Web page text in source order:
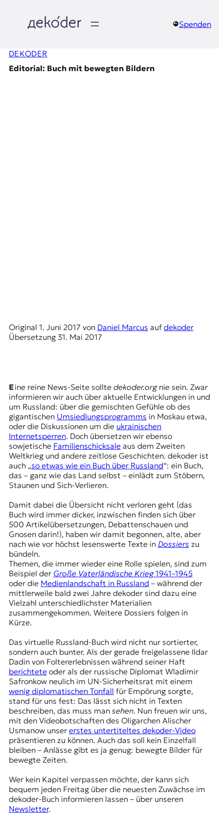
springen
e
W
e
n
J
o
u
r
n
a
l
s
m
u
s
u
n
d
M
e
d
e
n
k
o
m
p
e
t
e
n
z
z
u
O
s
t
e
u
r
o
p
a
.
Spenden
DEKODER
Editorial: Buch mit bewegten Bildern
Original 1. Juni 2017 von Daniel Marcus auf dekoder
Übersetzung 31. Mai 2017
Eine reine News-Seite sollte dekoder.orgnie sein. Zwar
informieren wir auch über aktuelle Entwicklungen in und
um Russland: über die gemischten Gefühle ob des
gigantischen Umsiedlungsprogramms in Moskau etwa,
oder die Diskussionen um die ukrainischen
Internetsperren. Doch übersetzen wir ebenso
sowjetische Familienschicksaleaus dem Zweiten
Weltkrieg und andere zeitlose Geschichten. dekoder ist
auch „so etwas wie ein Buch über Russland“: ein Buch,
das – ganz wie das Land selbst – einlädt zum Stöbern,
Staunen und Sich-Verlieren.
Damit dabei die Übersicht nicht verloren geht (das
Buch wird immer dicker, inzwischen finden sich über
500 Artikelübersetzungen, Debattenschauen und
Gnosen darin!), haben wir damit begonnen, alte, aber
nach wie vor höchst lesenswerte Texte in Dossiers zu
bündeln.
Themen, die immer wieder eine Rolle spielen, sind zum
Beispiel der Große Vaterländische Krieg1941–1945
oder die Medienlandschaft in Russland – während der
mittlerweile bald zwei Jahre dekoder sind dazu eine
Vielzahl unterschiedlichster Materialien
zusammengekommen. Weitere Dossiers folgen in
Kürze.
Das virtuelle Russland-Buch wird nicht nur sortierter,
sondern auch bunter. Als der gerade freigelassene Ildar
Dadin von Foltererlebnissen während seiner Haft
berichteteoder als der russische Diplomat Wladimir
Safronkow neulich im UN-Sicherheitsrat mit einem
wenig diplomatischen Tonfall für Empörung sorgte,
stand für uns fest: Das lässt sich nicht in Texten
beschreiben, das muss man sehen. Nun freuen wir uns,
mit den Videobotschaften des Oligarchen Alischer
Usmanow unser erstes untertiteltes dekoder-Video
präsentieren zu können. Auch das soll kein Einzelfall
bleiben – Anlässe gibt es ja genug: bewegte Bilder für
bewegte Zeiten.
Wer kein Kapitel verpassen möchte, der kann sich
bequem jeden Freitag über die neuesten Zuwächse im
dekoder-Buch informieren lassen – über unseren
Newsletter.